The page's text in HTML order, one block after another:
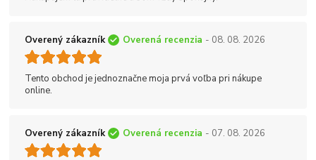
Overený zákazník Overená recenzia - 08. 08. 2026
Tento obchod je jednoznačne moja prvá voľba pri nákupe
online.
Overený zákazník Overená recenzia - 07. 08. 2026